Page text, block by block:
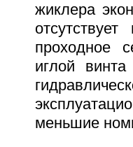
жиклера
проходное
иглой
меньшие